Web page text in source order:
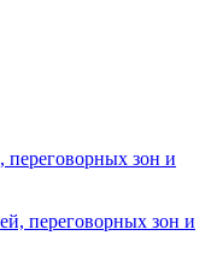
переговорных зон и